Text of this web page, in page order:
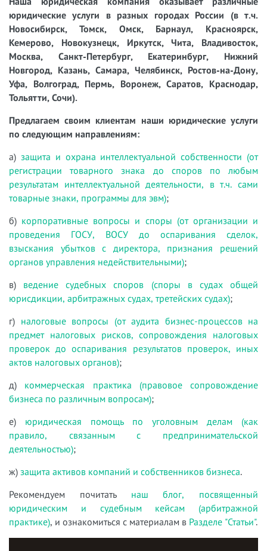
юридические услуги в разных городах России (в т.ч.
Новосибирск, Томск, Омск, Барнаул, Красноярск,
Кемерово, Новокузнецк, Иркутск, Чита, Владивосток,
Москва, Санкт-Петербург, Екатеринбург, Нижний
Новгород, Казань, Самара, Челябинск, Ростов-на-Дону,
Уфа, Волгоград, Пермь, Воронеж, Саратов, Краснодар,
Тольятти, Сочи).
Предлагаем своим клиентам наши юридические услуги
по следующим направлениям:
а) защита и охрана интеллектуальной собственности (от
регистрации товарного знака до споров по любым
результатам интеллектуальной деятельности, в т.ч. сами
товарные знаки, программы для эвм);
б) корпоративные вопросы и споры (от организации и
проведения ГОСУ, ВОСУ до оспаривания сделок,
взыскания убытков с директора, признания решений
органов управления недействительными);
в) ведение судебных споров (споры в судах общей
юрисдикции, арбитражных судах, третейских судах);
г) налоговые вопросы (от аудита бизнес-процессов на
предмет налоговых рисков, сопровождения налоговых
проверок до оспаривания результатов проверок, иных
актов налоговых органов);
д) коммерческая практика (правовое сопровождение
бизнеса по различным вопросам);
е) юридическая помощь по уголовным делам (как
правило, связанным с предпринимательской
деятельностью);
ж) защита активов компаний и собственников бизнеса.
Рекомендуем почитать наш блог, посвященный
юридическим и судебным кейсам (арбитражной
практике), и ознакомиться с материалам в Разделе "Статьи".